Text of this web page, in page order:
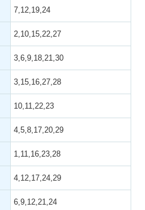
7,12,19,24
2,10,15,22,27
3,6,9,18,21,30
3,15,16,27,28
10,11,22,23
4,5,8,17,20,29
1,11,16,23,28
4,12,17,24,29
6,9,12,21,24